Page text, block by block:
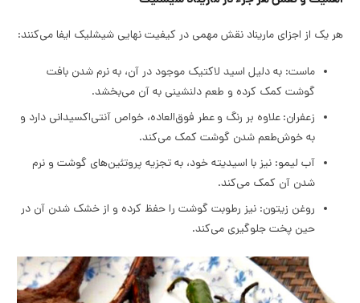
هر یک از اجزای ماریناد نقش مهمی در کیفیت نهایی شیشلیک ایفا می‌کنند:
ماست: به دلیل اسید لاکتیک موجود در آن، به نرم شدن بافت
گوشت کمک کرده و طعم دلنشینی به آن می‌بخشد.
زعفران: علاوه بر رنگ و عطر فوق‌العاده، خواص آنتی‌اکسیدانی دارد و
به خوش‌طعم شدن گوشت کمک می‌کند.
آب لیمو: نیز با اسیدیته خود، به تجزیه پروتئین‌های گوشت و نرم
شدن آن کمک می‌کند.
روغن زیتون: نیز رطوبت گوشت را حفظ کرده و از خشک شدن آن در
حین پخت جلوگیری می‌کند.